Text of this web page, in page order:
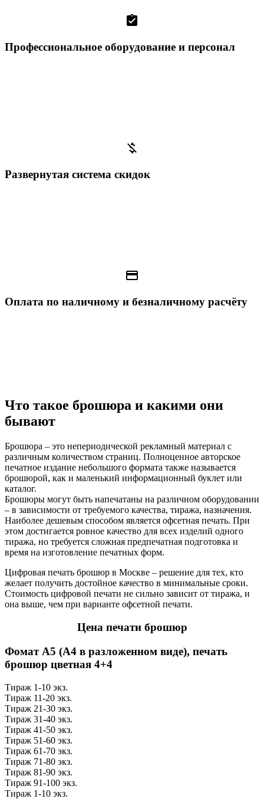
assignment_turned_in
Профессиональное оборудование и персонал
money_off
Развернутая система скидок
payment
Оплата по наличному и безналичному расчёту
Что такое брошюра и какими они
бывают
Брошюра – это непериодической рекламный материал с
различным количеством страниц. Полноценное авторское
печатное издание небольшого формата также называется
брошюрой, как и маленький информационный буклет или
каталог.
Брошюры могут быть напечатаны на различном оборудовании
– в зависимости от требуемого качества, тиража, назначения.
Наиболее дешевым способом является офсетная печать. При
этом достигается ровное качество для всех изделий одного
тиража, но требуется сложная предпечатная подготовка и
время на изготовление печатных форм.
Цифровая печать брошюр в Москве – решение для тех, кто
желает получить достойное качество в минимальные сроки.
Стоимость цифровой печати не сильно зависит от тиража, и
она выше, чем при варианте офсетной печати.
Цена печати брошюр
Фомат А5 (А4 в разложенном виде), печать
брошюр цветная 4+4
Тираж 1-10 экз.
Тираж 11-20 экз.
Тираж 21-30 экз.
Тираж 31-40 экз.
Тираж 41-50 экз.
Тираж 51-60 экз.
Тираж 61-70 экз.
Тираж 71-80 экз.
Тираж 81-90 экз.
Тираж 91-100 экз.
Тираж 1-10 экз.